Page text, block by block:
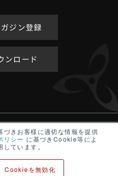
づきお客様に適切な情報を提供
リシー に基づきCookie等によ
ています。
Cookieを無効化
ジン登録
ンロード